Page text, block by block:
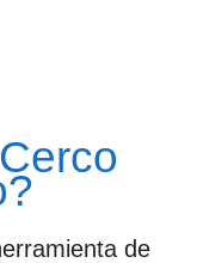
de